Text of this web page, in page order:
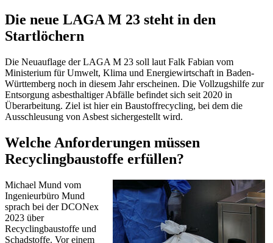
Die neue LAGA M 23 steht in den
Startlöchern
Die Neuauflage der LAGA M 23 soll laut Falk Fabian vom
Ministerium für Umwelt, Klima und Energiewirtschaft in Baden-
Württemberg noch in diesem Jahr erscheinen. Die Vollzugshilfe zur
Entsorgung asbesthaltiger Abfälle befindet sich seit 2020 in
Überarbeitung. Ziel ist hier ein Baustoffrecycling, bei dem die
Ausschleusung von Asbest sichergestellt wird.
Welche Anforderungen müssen
Recyclingbaustoffe erfüllen?
Michael Mund vom
Ingenieurbüro Mund
sprach bei der DCONex
2023 über
Recyclingbaustoffe und
Schadstoffe. Vor einem